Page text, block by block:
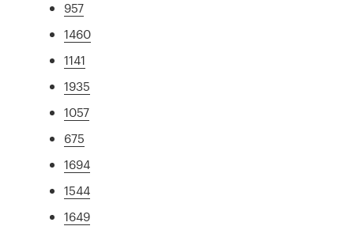
957
1460
1141
1935
1057
675
1694
1544
1649